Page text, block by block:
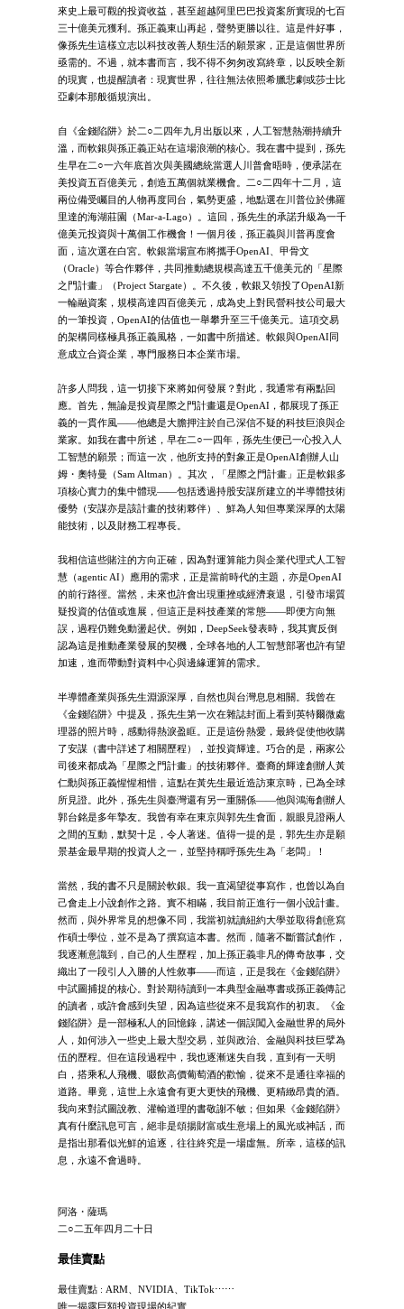
來史上最可觀的投資收益，甚至超越阿里巴巴投資案所實現的七百
三十億美元獲利。孫正義東山再起，聲勢更勝以往。這是件好事，
像孫先生這樣立志以科技改善人類生活的願景家，正是這個世界所
亟需的。不過，就本書而言，我不得不匆匆改寫終章，以反映全新
的現實，也提醒讀者：現實世界，往往無法依照希臘悲劇或莎士比
亞劇本那般循規演出。
自《金錢陷阱》於二○二四年九月出版以來，人工智慧熱潮持續升
溫，而軟銀與孫正義正站在這場浪潮的核心。我在書中提到，孫先
生早在二○一六年底首次與美國總統當選人川普會晤時，便承諾在
美投資五百億美元，創造五萬個就業機會。二○二四年十二月，這
兩位備受矚目的人物再度同台，氣勢更盛，地點選在川普位於佛羅
里達的海湖莊園（Mar-a-Lago）。這回，孫先生的承諾升級為一千
億美元投資與十萬個工作機會！一個月後，孫正義與川普再度會
面，這次選在白宮。軟銀當場宣布將攜手OpenAI、甲骨文
（Oracle）等合作夥伴，共同推動總規模高達五千億美元的「星際
之門計畫」（Project Stargate）。不久後，軟銀又領投了OpenAI新
一輪融資案，規模高達四百億美元，成為史上對民營科技公司最大
的一筆投資，OpenAI的估值也一舉攀升至三千億美元。這項交易
的架構同樣極具孫正義風格，一如書中所描述。軟銀與OpenAI同
意成立合資企業，專門服務日本企業市場。
許多人問我，這一切接下來將如何發展？對此，我通常有兩點回
應。首先，無論是投資星際之門計畫還是OpenAI，都展現了孫正
義的一貫作風——他總是大膽押注於自己深信不疑的科技巨浪與企
業家。如我在書中所述，早在二○一四年，孫先生便已一心投入人
工智慧的願景；而這一次，他所支持的對象正是OpenAI創辦人山
姆・奧特曼（Sam Altman）。其次，「星際之門計畫」正是軟銀多
項核心實力的集中體現——包括透過持股安謀所建立的半導體技術
優勢（安謀亦是該計畫的技術夥伴）、鮮為人知但專業深厚的太陽
能技術，以及財務工程專長。
我相信這些賭注的方向正確，因為對運算能力與企業代理式人工智
慧（agentic AI）應用的需求，正是當前時代的主題，亦是OpenAI
的前行路徑。當然，未來也許會出現重挫或經濟衰退，引發市場質
疑投資的估值或進展，但這正是科技產業的常態——即便方向無
誤，過程仍難免動盪起伏。例如，DeepSeek發表時，我其實反倒
認為這是推動產業發展的契機，全球各地的人工智慧部署也許有望
加速，進而帶動對資料中心與邊緣運算的需求。
半導體產業與孫先生淵源深厚，自然也與台灣息息相關。我曾在
《金錢陷阱》中提及，孫先生第一次在雜誌封面上看到英特爾微處
理器的照片時，感動得熱淚盈眶。正是這份熱愛，最終促使他收購
了安謀（書中詳述了相關歷程），並投資輝達。巧合的是，兩家公
司後來都成為「星際之門計畫」的技術夥伴。臺裔的輝達創辦人黃
仁勳與孫正義惺惺相惜，這點在黃先生最近造訪東京時，已為全球
所見證。此外，孫先生與臺灣還有另一重關係——他與鴻海創辦人
郭台銘是多年摯友。我曾有幸在東京與郭先生會面，親眼見證兩人
之間的互動，默契十足，令人著迷。值得一提的是，郭先生亦是願
景基金最早期的投資人之一，並堅持稱呼孫先生為「老闆」！
當然，我的書不只是關於軟銀。我一直渴望從事寫作，也曾以為自
己會走上小說創作之路。實不相瞞，我目前正進行一個小說計畫。
然而，與外界常見的想像不同，我當初就讀紐約大學並取得創意寫
作碩士學位，並不是為了撰寫這本書。然而，隨著不斷嘗試創作，
我逐漸意識到，自己的人生歷程，加上孫正義非凡的傳奇故事，交
織出了一段引人入勝的人性敘事——而這，正是我在《金錢陷阱》
中試圖捕捉的核心。對於期待讀到一本典型金融專書或孫正義傳記
的讀者，或許會感到失望，因為這些從來不是我寫作的初衷。《金
錢陷阱》是一部極私人的回憶錄，講述一個誤闖入金融世界的局外
人，如何涉入一些史上最大型交易，並與政治、金融與科技巨擘為
伍的歷程。但在這段過程中，我也逐漸迷失自我，直到有一天明
白，搭乘私人飛機、啜飲高價葡萄酒的歡愉，從來不是通往幸福的
道路。畢竟，這世上永遠會有更大更快的飛機、更精緻昂貴的酒。
我向來對試圖說教、灌輸道理的書敬謝不敏；但如果《金錢陷阱》
真有什麼訊息可言，絕非是頌揚財富或生意場上的風光或神話，而
是指出那看似光鮮的追逐，往往終究是一場虛無。所幸，這樣的訊
息，永遠不會過時。
阿洛・薩瑪
二○二五年四月二十日
最佳賣點
最佳賣點 : ARM、NVIDIA、TikTok⋯⋯
唯一揭露巨額投資現場的紀實